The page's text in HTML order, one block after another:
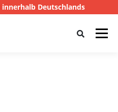
innerhalb Deutschlands
Menü